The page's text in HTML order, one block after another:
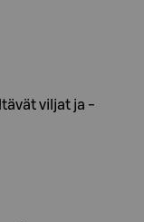
viljat ja -